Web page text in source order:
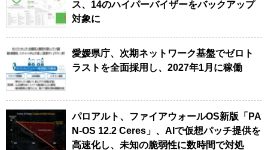
ス、14のハイパーバイザーをバックアップ
対象に
愛媛県庁、次期ネットワーク基盤でゼロト
ラストを全面採用し、2027年1月に稼働
パロアルト、ファイアウォールOS新版「PA
N-OS 12.2 Ceres」、AIで仮想パッチ提供を
高速化し、未知の脆弱性に数時間で対処